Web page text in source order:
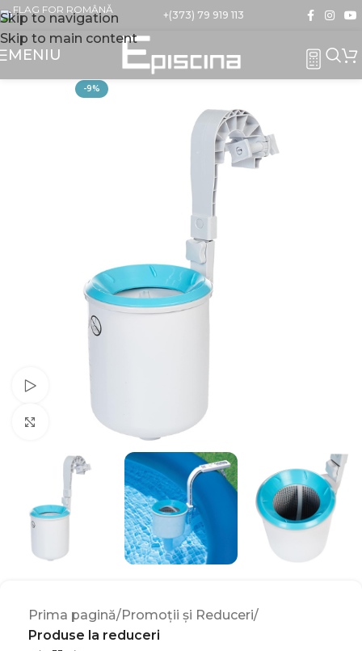
Skip to navigation
Skip to main content
+(373) 79 919 113
MENIU
-9%
Click to enlarge
Prima pagină Promoții și Reduceri
Produse la reduceri